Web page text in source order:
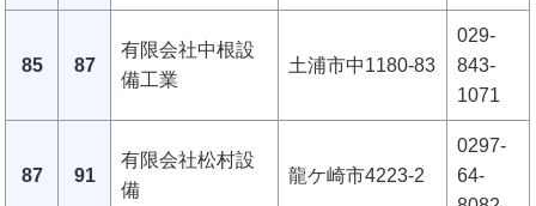
85 87
有限会社中根設
備工業
土浦市中1180-83
029-
843-
1071
87 91
有限会社松村設
備
龍ケ崎市4223-2
0297-
64-